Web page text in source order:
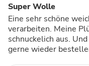
Super Wolle
Eine sehr schöne
verarbeiten. Meine
schnuckelich aus.
gerne wieder